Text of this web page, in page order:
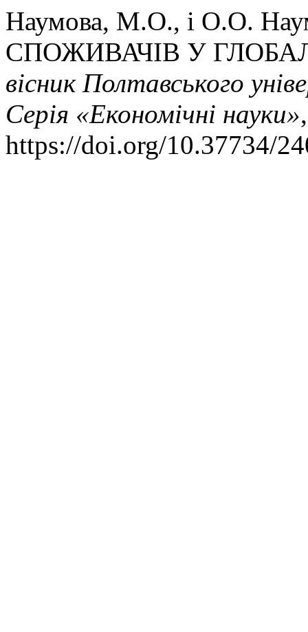
Наумова, М.О., і О.О.
СПОЖИВАЧІВ У
вісник Полтавського
Серія «Економічні науки»
https://doi.org/10.37734/